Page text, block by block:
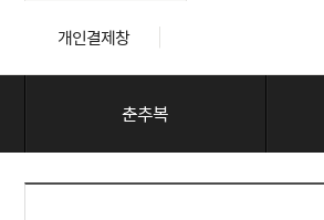
개인결제창
춘추복